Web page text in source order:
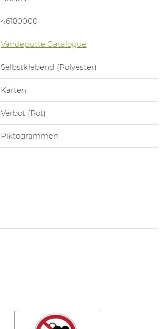
46180000
Vandeputte Catalogue
Selbstklebend (Polyester)
Karten
Verbot (Rot)
Piktogrammen